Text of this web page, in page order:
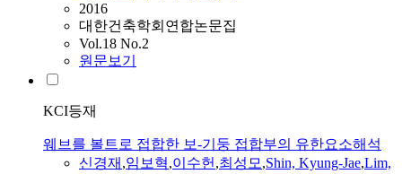
2016
대한건축학회연합논문집
Vol.18 No.2
원문보기
KCI등재
웨브를 볼트로 접합한 보-기둥 접합부의 유한요소해석
신경재 ,임보혁,이수헌,최성모,Shin, Kyung-Jae,Lim,